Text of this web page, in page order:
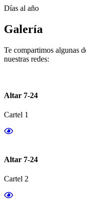
Días al año
Galería
Te compartimos algunas
nuestras redes:
Altar 7-24
Cartel 1
Altar 7-24
Cartel 2